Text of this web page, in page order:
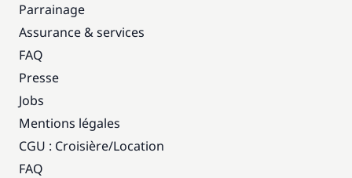
Parrainage
Assurance & services
FAQ
Presse
Jobs
Mentions légales
CGU : Croisière/Location
FAQ